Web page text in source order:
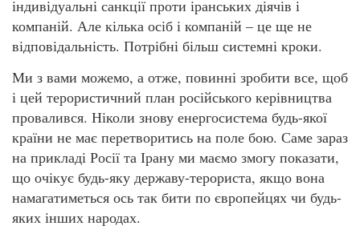
індивідуальні санкції проти іранських діячів і
компаній. Але кілька осіб і компаній – це ще не
відповідальність. Потрібні більш системні кроки.
Ми з вами можемо, а отже, повинні зробити все, щоб
і цей терористичний план російського керівництва
провалився. Ніколи знову енергосистема будь-якої
країни не має перетворитись на поле бою. Саме зараз
на прикладі Росії та Ірану ми маємо змогу показати,
що очікує будь-яку державу-терориста, якщо вона
намагатиметься ось так бити по європейцях чи будь-
яких інших народах.